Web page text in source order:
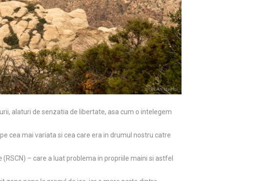
alaturi de senzatia de libertate, asa cum o intelegem
cea mai variata si cea care era in drumul nostru catre
(RSCN) – care a luat problema in propriile maini si astfel